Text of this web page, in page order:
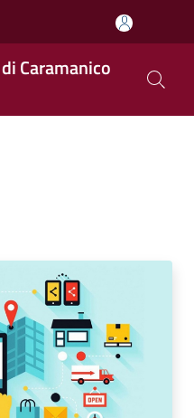
Caramanico